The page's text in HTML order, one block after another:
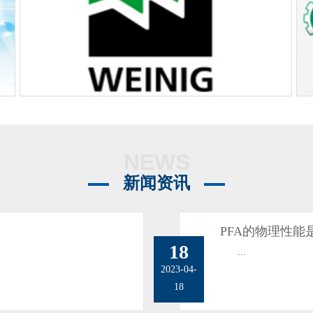
新闻资讯
18
2023-04-
18
PFA的物理性能